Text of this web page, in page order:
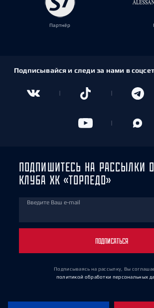
Партнёр
Подписывайся и следи за нами в
ПОДПИШИТЕСЬ НА РАССЫЛКИ
КЛУБА ХК «ТОРПЕДО»
Введите Ваш e-mail
ПОДПИСАТЬСЯ
Подписываясь на рассылку, Вы
политикой обработки персональных